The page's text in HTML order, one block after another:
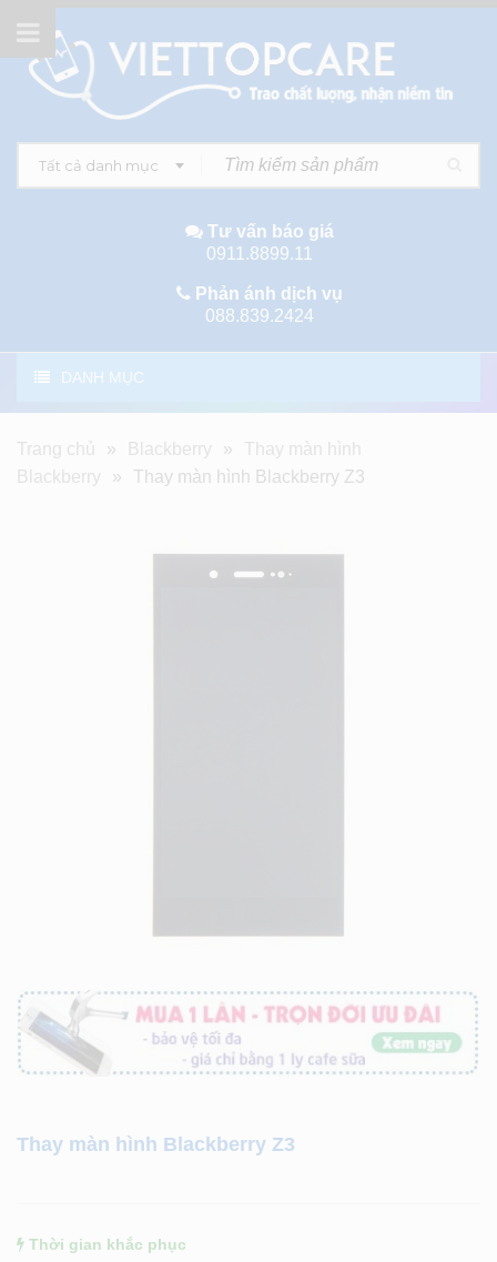
Tất cả danh mục
Tư vấn báo giá
0911.8899.11
Phản ánh dịch vụ
088.839.2424
DANH MỤC
Trang chủ » Blackberry »
Thay màn hình
Blackberry
» Thay màn hình Blackberry Z3
Thay màn hình Blackberry Z3
Thời gian khắc phục